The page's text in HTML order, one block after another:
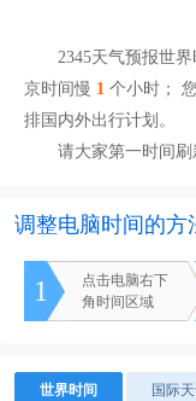
2345天气预报世
京时间慢 1 个小时；
排国内外出行计划。
请大家第一时间
调整电脑时间的方
1
点击电脑右下
角时间区域
世界时间 国际